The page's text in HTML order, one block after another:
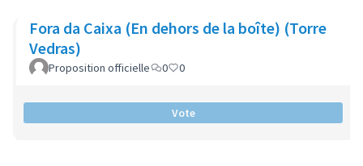
Fora da Caixa (En dehors de la boîte) (Torre
Vedras)
Proposition officielle 0 0
Vote